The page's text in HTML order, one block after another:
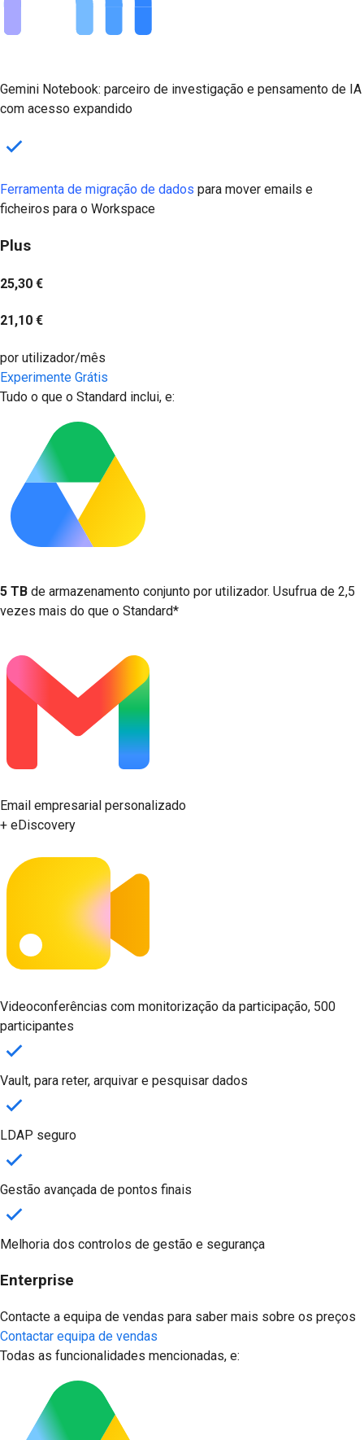
Gemini Notebook: parceiro de investigação e pensamento de IA
com acesso expandido
Ferramenta de migração de dados para mover emails e
ficheiros para o Workspace
Plus
25,30 €
21,10 €
por utilizador/mês
Experimente Grátis
Tudo o que o Standard inclui, e:
5 TB de armazenamento conjunto por utilizador. Usufrua de 2,5
vezes mais do que o Standard*
Email empresarial personalizado
+ eDiscovery
Videoconferências com monitorização da participação, 500
participantes
Vault, para reter, arquivar e pesquisar dados
LDAP seguro
Gestão avançada de pontos finais
Melhoria dos controlos de gestão e segurança
Enterprise
Contacte a equipa de vendas para saber mais sobre os preços
Contactar equipa de vendas
Todas as funcionalidades mencionadas, e: